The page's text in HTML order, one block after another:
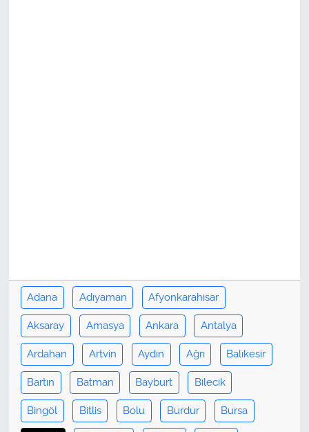
Adana Adıyaman Afyonkarahisar
Aksaray Amasya Ankara Antalya
Ardahan Artvin Aydın Ağrı Balıkesir
Bartın Batman Bayburt Bilecik
Bingöl Bitlis Bolu Burdur Bursa